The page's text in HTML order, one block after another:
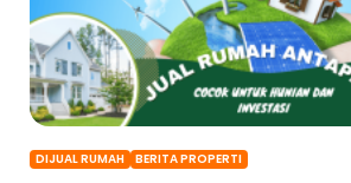
DIJUAL RUMAH BERITA PROPERTI